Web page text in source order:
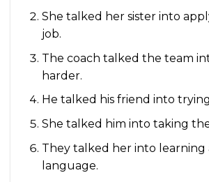
She talked her sister into
job.
The coach talked the team
harder.
He talked his friend into
She talked him into taking
They talked her into learning
language.